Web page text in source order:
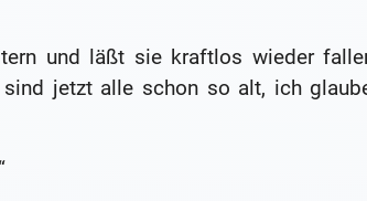
und läßt sie kraftlos wieder
jetzt alle schon so alt, ich